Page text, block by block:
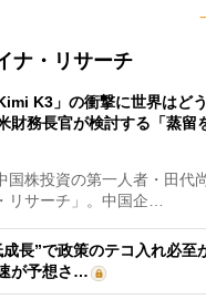
ナ・リサーチ
K3」の衝撃に世界はど
務長官が検討する「蒸留
株投資の第一人者・田代
リサーチ」。中国企…
成長”で政策のテコ入れ必
が予想さ…